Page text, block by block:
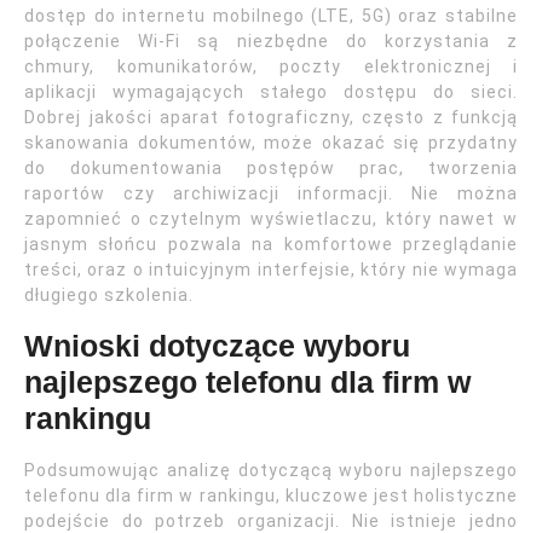
dostęp do internetu mobilnego (LTE, 5G) oraz stabilne
połączenie Wi-Fi są niezbędne do korzystania z
chmury, komunikatorów, poczty elektronicznej i
aplikacji wymagających stałego dostępu do sieci.
Dobrej jakości aparat fotograficzny, często z funkcją
skanowania dokumentów, może okazać się przydatny
do dokumentowania postępów prac, tworzenia
raportów czy archiwizacji informacji. Nie można
zapomnieć o czytelnym wyświetlaczu, który nawet w
jasnym słońcu pozwala na komfortowe przeglądanie
treści, oraz o intuicyjnym interfejsie, który nie wymaga
długiego szkolenia.
Wnioski dotyczące wyboru
najlepszego telefonu dla firm w
rankingu
Podsumowując analizę dotyczącą wyboru najlepszego
telefonu dla firm w rankingu, kluczowe jest holistyczne
podejście do potrzeb organizacji. Nie istnieje jedno